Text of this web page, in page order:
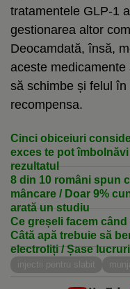
tratamentele GLP-1
gestionarea altor
Deocamdată, însă,
aceste
să schimbe și felul
recompensa.
Cinci obiceiuri
exces te pot
rezultatul
8 din 10 români spun
mâncare / Doar 9%
arată un studiu
Ce greșeli facem
Câtă apă trebuie să
electroliți / Șase
despre nevoia de apă
injectii pentru slabit